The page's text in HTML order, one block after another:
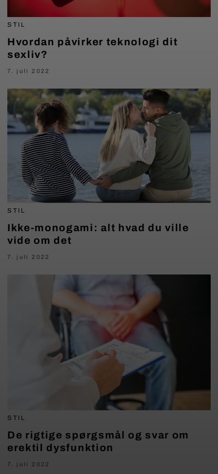
STIL
Hvordan påvirker teknologi dit
sexliv?
7. juli 2022
STIL
Ikke-monogami: alt hvad du ville
vide om det
7. juli 2022
STIL
De rigtige spørgsmål og svar om
erektil dysfunktion
7. juli 2022